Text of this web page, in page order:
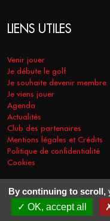
LIENS UTILES
Venir jouer
Je débute le golf
Je souhaite devenir membre
Je viens jouer
Agenda
Actualités
Club des partenaires
Mentions légales et Crédits
Politique de confidentialité
Cookies
COPYRIGHT © 2026 -
RÉSERVÉS.
By continuing to scroll,
OK, accept all